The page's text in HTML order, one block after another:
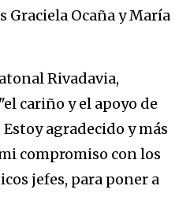
Graciela Ocaña y María
Rivadavia,
cariño y el apoyo de
agradecido y más
compromiso con los
jefes, para poner a